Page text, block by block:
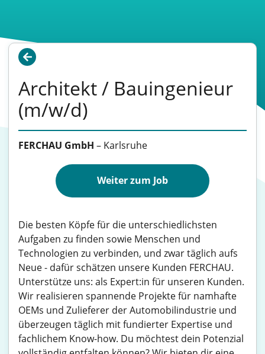
Architekt / Bauingenieur
(m/w/d)
FERCHAU GmbH – Karlsruhe
Weiter zum Job
Die besten Köpfe für die unterschiedlichsten
Aufgaben zu finden sowie Menschen und
Technologien zu verbinden, und zwar täglich aufs
Neue - dafür schätzen unsere Kunden FERCHAU.
Unterstütze uns: als Expert:in für unseren Kunden.
Wir realisieren spannende Projekte für namhafte
OEMs und Zulieferer der Automobilindustrie und
überzeugen täglich mit fundierter Expertise und
fachlichem Know-how. Du möchtest dein Potenzial